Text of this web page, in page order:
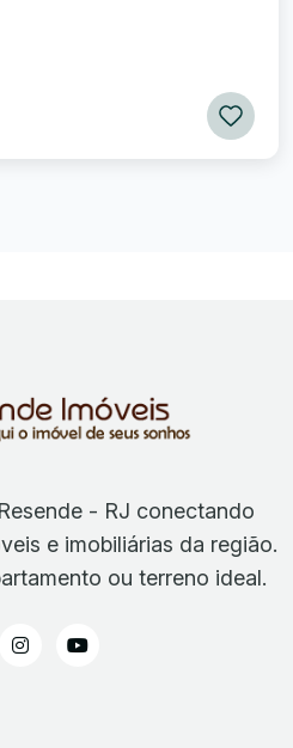
- RJ conectando
e imobiliárias da região.
ou terreno ideal.